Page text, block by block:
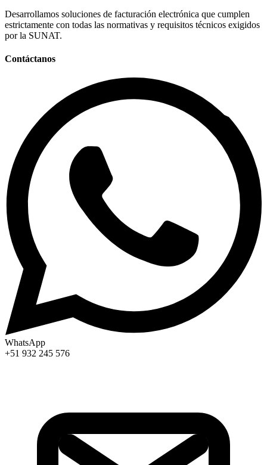
Desarrollamos soluciones de facturación electrónica que cumplen
estrictamente con todas las normativas y requisitos técnicos exigidos
por la SUNAT.
Contáctanos
WhatsApp
+51 932 245 576